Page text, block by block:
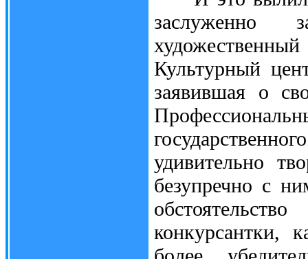
заслуженно
Культурный
заявившая о
удивительно
безупречно с
конкурсантки,